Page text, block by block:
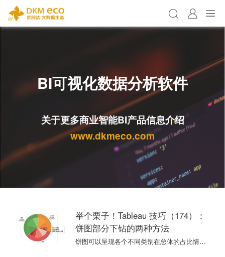
BI可视化数据分析软件
关于更多商业智能BI产品信息介绍
www.dkmeco.com
举个栗子！Tableau 技巧（174）：
饼图部分下钻的两种方法
饼图可以呈现各个不同类别在总体的占比情况。关于饼图的下钻，我们之前分享过🌰 : 跟欢欢学做嵌套组合饼图。两个饼图嵌套在一起：外环为大类别销售额占比，内饼为子类别销售额占比。